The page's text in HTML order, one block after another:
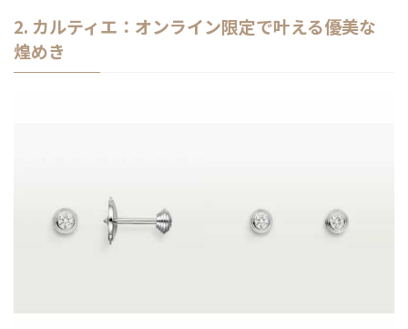
2. カルティエ：オンライン限定で叶える優美な
煌めき